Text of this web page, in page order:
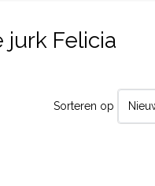
Felicia
Sorteren op